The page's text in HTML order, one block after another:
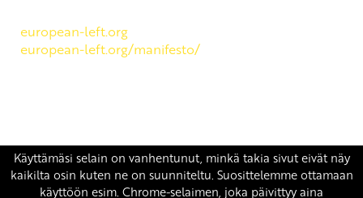
european-left.org
european-left.org/manifesto/
Copyright 2026 © SKP| Tietosuojaseloste